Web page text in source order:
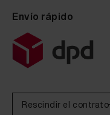
Envío rápido
Rescindir el contrato